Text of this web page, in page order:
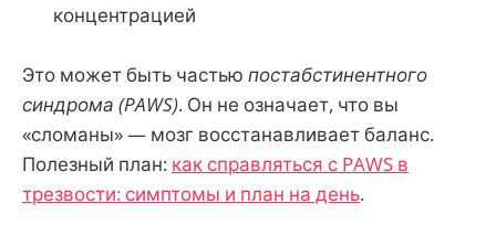
концентрацией
Это может быть частью постабстинентного
синдрома (PAWS). Он не означает, что вы
«сломаны» — мозг восстанавливает баланс.
Полезный план: как справляться с PAWS в
трезвости: симптомы и план на день.